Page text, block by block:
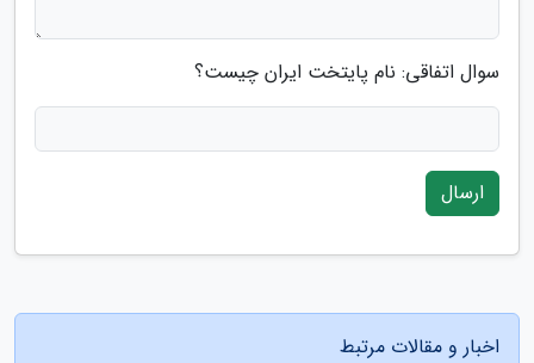
سوال اتفاقی: نام پایتخت ایران چیست؟
ارسال
اخبار و مقالات مرتبط